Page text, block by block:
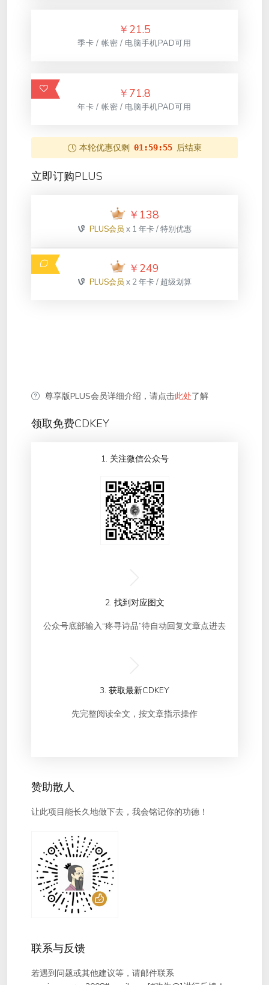
￥ 21.5
季卡 / 帐密 / 电脑手机PAD可用
￥ 71.8
年卡 / 帐密 / 电脑手机PAD可用
本轮优惠仅剩 01:59:55 后结束
立即订购PLUS
￥ 138
PLUS会员x 1 年卡 / 特别优惠
￥ 249
PLUS会员x 2 年卡 / 超级划算
尊享版PLUS会员详细介绍，请点击此处了解
领取免费CDKEY
1. 关注微信公众号
2. 找到对应图文
公众号底部输入“疼寻诗品”待自动回复文章点进去
3. 获取最新CDKEY
先完整阅读全文，按文章指示操作
赞助散人
让此项目能长久地做下去，我会铭记你的功德！
联系与反馈
若遇到问题或其他建议等，请邮件联系